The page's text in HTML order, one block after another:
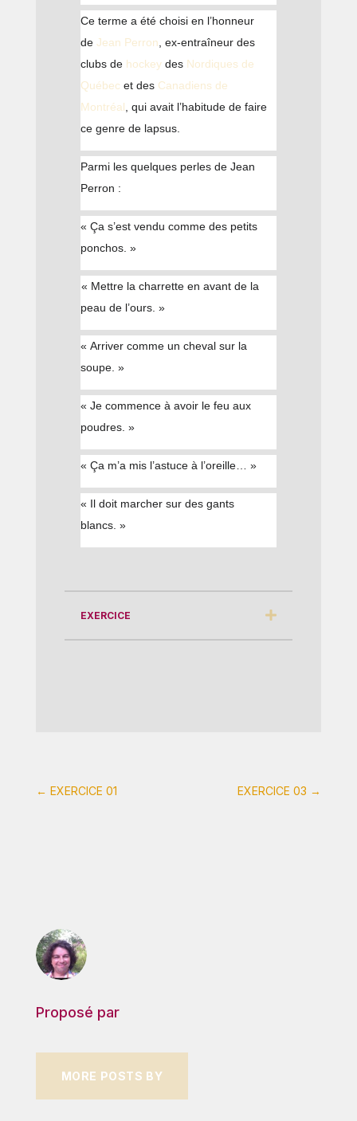
Ce terme a été choisi en l’honneur
de Jean Perron , ex-entraîneur des
clubs de hockey des Nordiques de
Québec et des Canadiens de
Montréal , qui avait l’habitude de faire
ce genre de lapsus.
Parmi les quelques perles de Jean
Perron :
« Ça s’est vendu comme des petits
ponchos. »
« Mettre la charrette en avant de la
peau de l’ours. »
« Arriver comme un cheval sur la
soupe. »
« Je commence à avoir le feu aux
poudres. »
« Ça m’a mis l’astuce à l’oreille… »
« Il doit marcher sur des gants
blancs. »
EXERCICE
← EXERCICE 01 EXERCICE 03 →
Proposé par
MORE POSTS BY